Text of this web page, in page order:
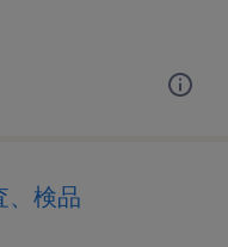
、検品